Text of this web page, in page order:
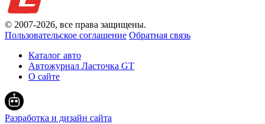
© 2007-2026, все права защищены.
Пользовательское соглашение Обратная связь
Каталог авто
Автожурнал Ласточка GT
О сайте
Разработка и дизайн сайта